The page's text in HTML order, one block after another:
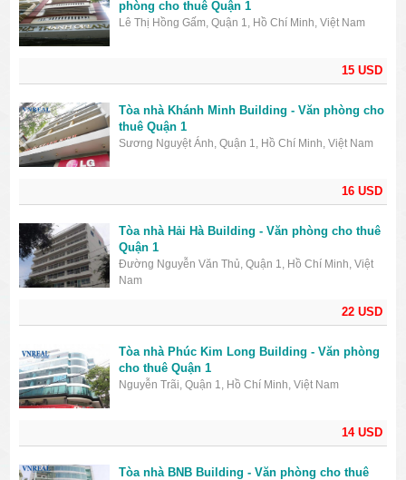
15 USD
phòng cho thuê Quận 1
Lê Thị Hồng Gấm, Quận 1, Hồ Chí Minh, Việt Nam
16 USD
Tòa nhà Khánh Minh Building - Văn phòng cho
thuê Quận 1
Sương Nguyệt Ánh, Quận 1, Hồ Chí Minh, Việt Nam
22 USD
Tòa nhà Hải Hà Building - Văn phòng cho thuê
Quận 1
Đường Nguyễn Văn Thủ, Quận 1, Hồ Chí Minh, Việt
Nam
14 USD
Tòa nhà Phúc Kim Long Building - Văn phòng
cho thuê Quận 1
Nguyễn Trãi, Quận 1, Hồ Chí Minh, Việt Nam
Tòa nhà BNB Building - Văn phòng cho thuê